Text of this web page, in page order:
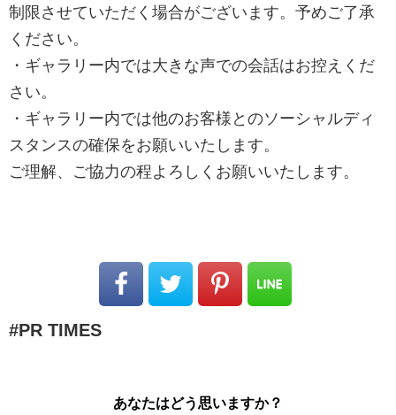
制限させていただく場合がございます。予めご了承
ください。
・ギャラリー内では大きな声での会話はお控えくだ
さい。
・ギャラリー内では他のお客様とのソーシャルディ
スタンスの確保をお願いいたします。
ご理解、ご協力の程よろしくお願いいたします。
PR TIMES
あなたはどう思いますか？